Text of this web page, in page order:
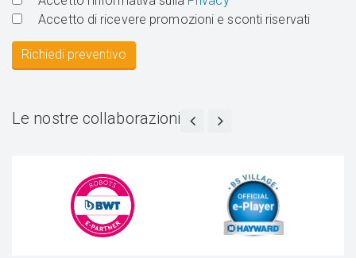
Accetto di ricevere promozioni e sconti riservati
Richiedi preventivo
Le nostre collaborazioni